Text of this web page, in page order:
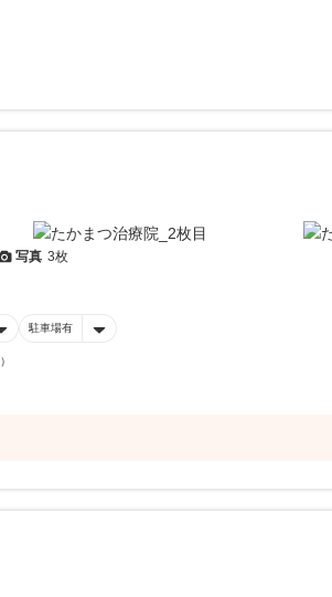
写真 3枚
駐車場有